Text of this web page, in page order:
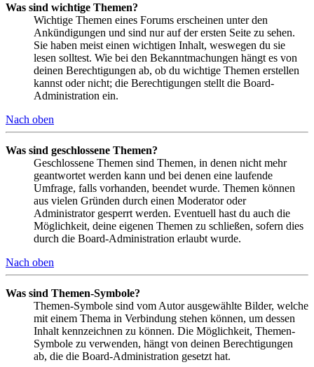
Was sind wichtige Themen?
Wichtige Themen eines Forums erscheinen unter den
Ankündigungen und sind nur auf der ersten Seite zu sehen.
Sie haben meist einen wichtigen Inhalt, weswegen du sie
lesen solltest. Wie bei den Bekanntmachungen hängt es von
deinen Berechtigungen ab, ob du wichtige Themen erstellen
kannst oder nicht; die Berechtigungen stellt die Board-
Administration ein.
Nach oben
Was sind geschlossene Themen?
Geschlossene Themen sind Themen, in denen nicht mehr
geantwortet werden kann und bei denen eine laufende
Umfrage, falls vorhanden, beendet wurde. Themen können
aus vielen Gründen durch einen Moderator oder
Administrator gesperrt werden. Eventuell hast du auch die
Möglichkeit, deine eigenen Themen zu schließen, sofern dies
durch die Board-Administration erlaubt wurde.
Nach oben
Was sind Themen-Symbole?
Themen-Symbole sind vom Autor ausgewählte Bilder, welche
mit einem Thema in Verbindung stehen können, um dessen
Inhalt kennzeichnen zu können. Die Möglichkeit, Themen-
Symbole zu verwenden, hängt von deinen Berechtigungen
ab, die die Board-Administration gesetzt hat.